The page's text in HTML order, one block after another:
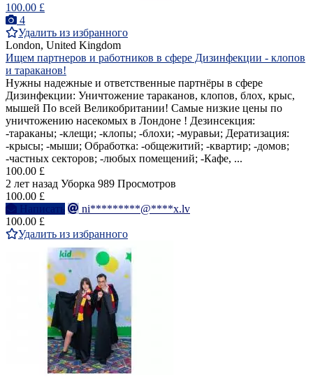
100.00 £
4
Удалить из избранного
London, United Kingdom
Ищем партнеров и работников в сфере Дизинфекции - клопов
и тараканов!
Нужны надежные и ответственные партнёры в сфере
Дизинфекции: Уничтожение тараканов, клопов, блох, крыс,
мышей По всей Великобритании! Самые низкие цены по
уничтожению насекомых в Лондоне ! Дезинсекция:
-тараканы; -клещи; -клопы; -блохи; -муравьи; Дератизация:
-крысы; -мыши; Обработка: -общежитий; -квартир; -домов;
-частных секторов; -любых помещений; -Кафе, ...
100.00 £
2 лет назад Уборка 989 Просмотров
100.00 £
Написать
ni*********@****x.lv
100.00 £
Удалить из избранного